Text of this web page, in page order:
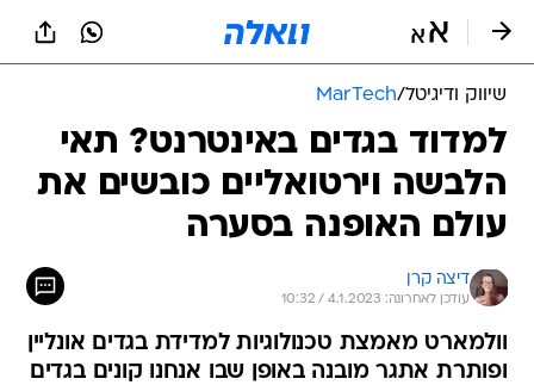
שיווק ודיגיטל/
MarTech
למדוד בגדים באינטרנט? תאי
הלבשה וירטואליים כובשים את
עולם האופנה בסערה
דיצה קרן
עודכן לאחרונה: 4.1.2023 / 10:32
וולמארט מאמצת טכנולוגיות למדידת בגדים אונליין
ופותרת אתגר מובנה באופן שבו אנחנו קונים בגדים